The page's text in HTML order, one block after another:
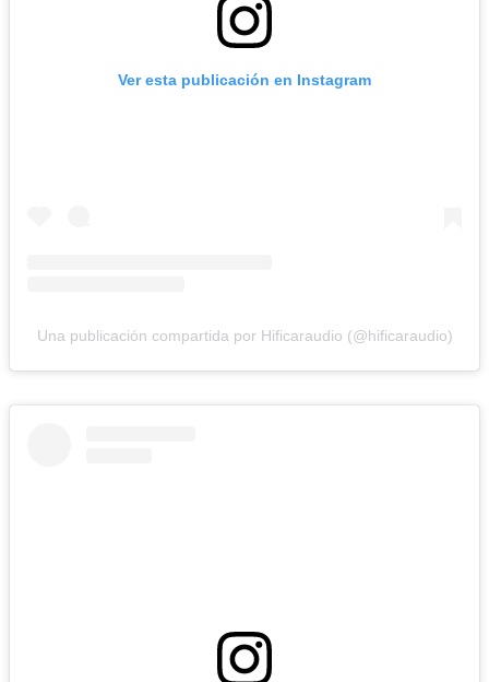
Ver esta publicación en Instagram
Una publicación compartida por Hificaraudio (@hificaraudio)